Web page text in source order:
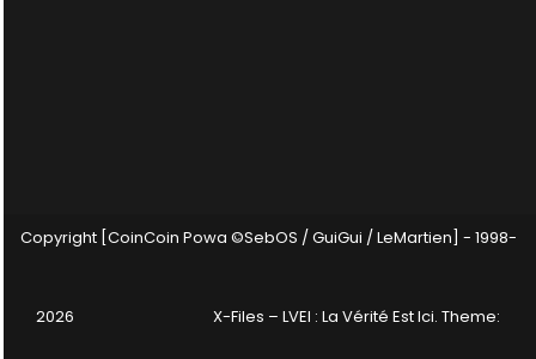
Copyright [CoinCoin Powa ©SebOS / GuiGui / LeMartien] - 1998-
2026 X-Files – LVEI : La Vérité Est Ici. Theme: